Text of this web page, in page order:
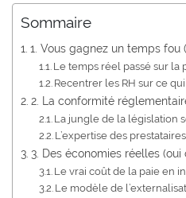
Sommaire
1. Vous gagnez un temps fou
Le temps réel passé sur la
Recentrer les RH sur ce
2. La conformité
La jungle de la législation
L’expertise des
3. Des économies réelles (oui
Le vrai coût de la paie en
Le modèle de